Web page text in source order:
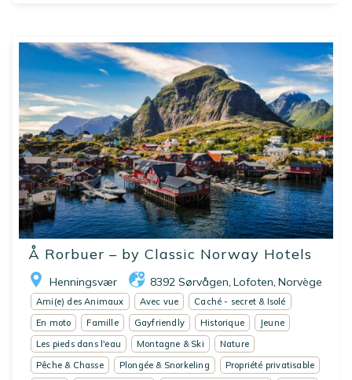
Å Rorbuer – by Classic Norway Hotels
Henningsvær 8392 Sørvågen Lofoten Norvège
Ami(e) des Animaux Avec vue
Caché - secret & Isolé
En moto
Famille Gayfriendly Historique
Jeune
Les pieds dans l'eau
Montagne & Ski
Nature
Pêche & Chasse
Plongée & Snorkeling
Propriété privatisable